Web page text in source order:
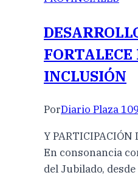
INCLUSIÓN
PorDiario Plaza 109
Y PARTICIPACIÓN
En consonancia
del Jubilado,